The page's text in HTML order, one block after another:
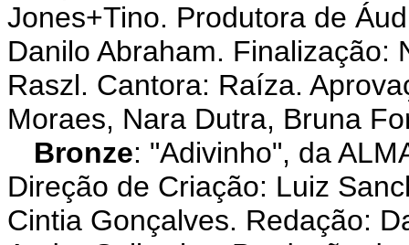
Jones+Tino. Produtora de
Danilo Abraham. Finalização:
Raszl. Cantora: Raíza.
Moraes, Nara Dutra, Bruna
Bronze: "Adivinho", da
Direção de Criação: Luiz
Cintia Gonçalves. Redação: